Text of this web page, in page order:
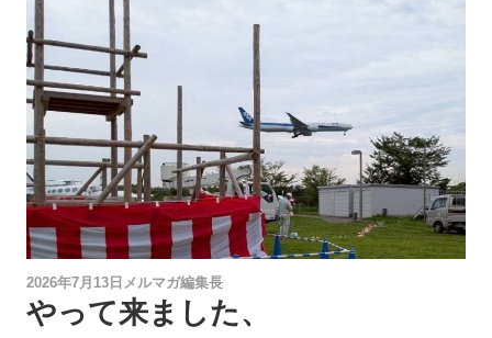
2026年7月13日 メルマガ編集長
やって来ました、